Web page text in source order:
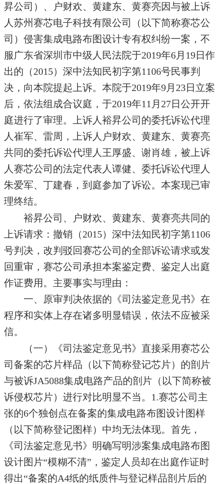
昇公司）、户财欢、黄建东、黄赛亮因与被上诉
人苏州赛芯电子科技有限公司（以下简称赛芯公
司）侵害集成电路布图设计专有权纠纷一案，不
服广东省深圳市中级人民法院于2019年6月19日作
出的（2015）深中法知民初字第1106号民事判
决，向本院提起上诉。本院于2019年9月23日立案
后，依法组成合议庭，于2019年11月27日公开开
庭进行了审理。上诉人裕昇公司的委托诉讼代理
人崔军、雷周，上诉人户财欢、黄建东、黄赛亮
共同的委托诉讼代理人王厚盛、谢肖雄，被上诉
人赛芯公司的法定代表人谭健、委托诉讼代理人
朱爱军、丁建春，到庭参加了诉讼。本案现已审
理终结。
裕昇公司、户财欢、黄建东、黄赛亮共同的
上诉请求：撤销（2015）深中法知民初字第1106
号判决，改判驳回赛芯公司的全部诉讼请求或发
回重审，赛芯公司承担本案鉴定费、鉴定人出庭
作证费用。主要事实与理由：
一、原审判决依据的《司法鉴定意见书》在
程序和实体上存在诸多明显错误，依法不应被采
信。
（一）《司法鉴定意见书》直接采用赛芯公
司备案的芯片样品（以下简称登记芯片）的剖片
与被诉JA5088集成电路产品的剖片（以下简称被
诉侵权芯片）进行对比明显不当。1.赛芯公司主
张的6个独创点在备案的集成电路布图设计图样
（以下简称登记图样）中均无法体现。首先，
《司法鉴定意见书》明确写明涉案集成电路布图
设计图片“模糊不清”，鉴定人员却在出庭作证时
得出“备案的A4纸的纸质件与登记样品剖片后的